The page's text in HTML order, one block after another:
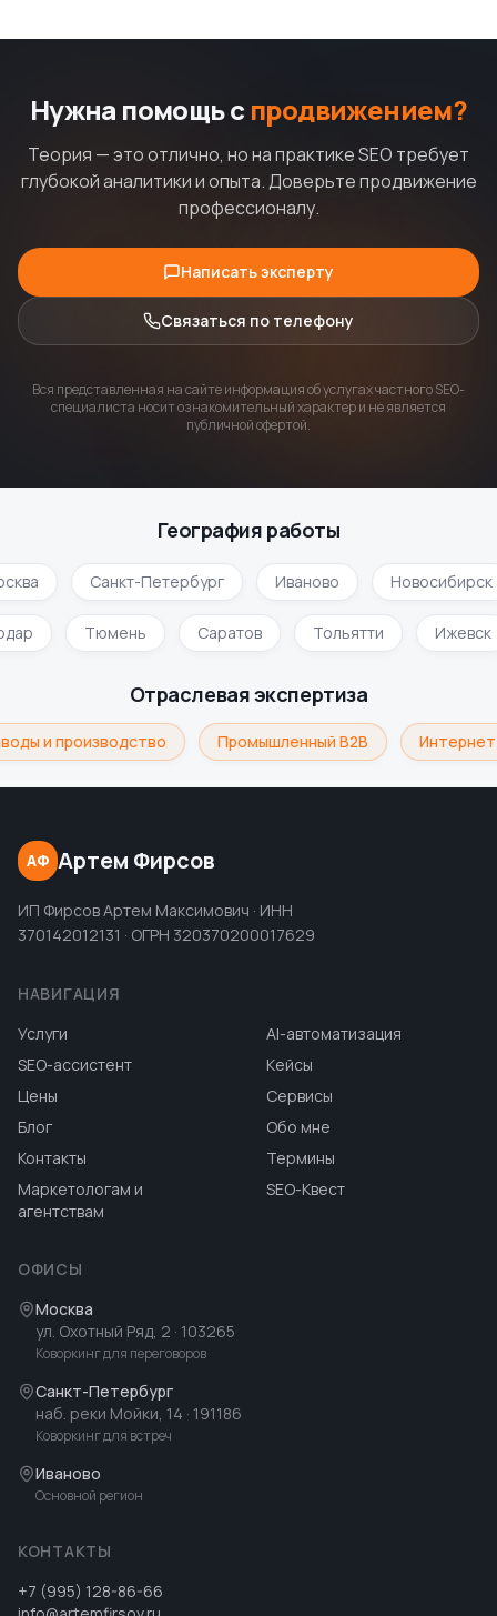
Нужна помощь с продвижением?
Теория — это отлично, но на практике SEO требует
глубокой аналитики и опыта. Доверьте продвижение
профессионалу.
Написать эксперту
Связаться по телефону
Вся представленная на сайте информация об услугах частного SEO-
специалиста носит ознакомительный характер и не является
публичной офертой.
География работы
Санкт-Петербург Иваново Новосибирск
Тюмень Саратов Тольятти Ижевск
Отраслевая экспертиза
и производство Промышленный B2B
АФ Артем Фирсов
ИП Фирсов Артем Максимович · ИНН
370142012131 · ОГРН 320370200017629
НАВИГАЦИЯ
Услуги
AI-автоматизация
SEO-ассистент
Кейсы
Цены
Сервисы
Блог
Обо мне
Контакты
Термины
Маркетологам и
агентствам
SEO-Квест
ОФИСЫ
Москва
ул. Охотный Ряд, 2 · 103265
Коворкинг для переговоров
Санкт-Петербург
наб. реки Мойки, 14 · 191186
Коворкинг для встреч
Иваново
Основной регион
КОНТАКТЫ
+7 (995) 128-86-66